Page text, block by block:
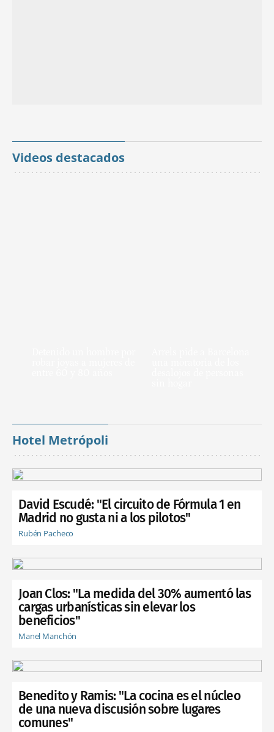
Videos destacados
Hotel Metrópoli
David Escudé: "El circuito de Fórmula 1 en
Madrid no gusta ni a los pilotos"
Rubén Pacheco
Joan Clos: "La medida del 30% aumentó las
cargas urbanísticas sin elevar los
beneficios"
Manel Manchón
Benedito y Ramis: "La cocina es el núcleo
de una nueva discusión sobre lugares
comunes"